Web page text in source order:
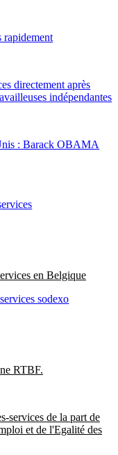
rapidement
directement après
indépendantes
: Barack OBAMA
en Belgique
sodexo
RTBF.
services de la part de
et de l'Egalité des